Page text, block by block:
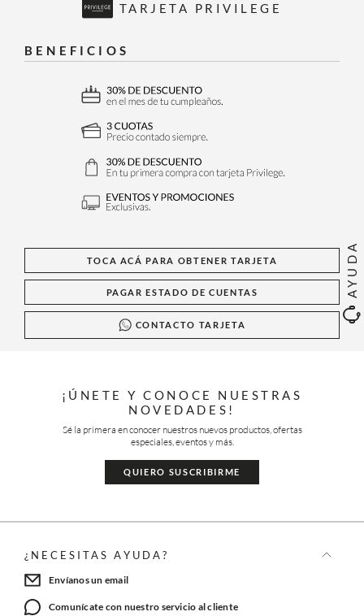
AYUDA
TARJETA PRIVILEGE
BENEFICIOS
TOCA ACÁ PARA OBTENER TARJETA
PAGAR ESTADO DE CUENTAS
CONTACTO TARJETA
¡ÚNETE Y CONOCE NUESTRAS
NOVEDADES!
Sé la primera en conocer nuestros nuevos productos, ofertas
especiales, eventos y más.
QUIERO SUSCRIBIRME
¿NECESITAS AYUDA?
Envíanos un email
Comunícate con nuestro servicio al cliente